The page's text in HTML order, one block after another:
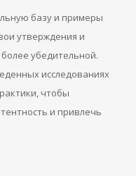
базу и примеры
утверждения и
убедительной.
исследованиях
чтобы
и привлечь